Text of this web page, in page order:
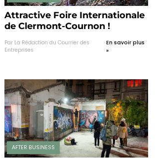
Attractive Foire Internationale
de Clermont-Cournon !
Par La Rédaction du Courrier des
Entreprises
En savoir plus
»
AFTER BUSINESS